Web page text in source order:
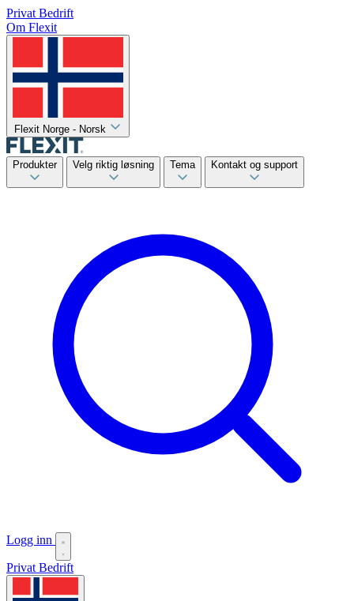
Privat Bedrift
Om Flexit
Flexit Norge - Norsk
Produkter Velg riktig løsning Tema Kontakt og support
Logg inn
Privat Bedrift